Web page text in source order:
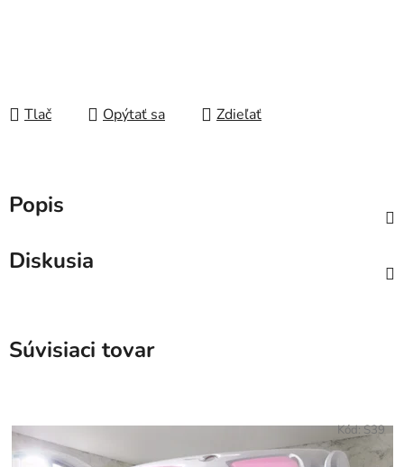
Tlač Opýtať sa Zdieľať
Popis
Diskusia
Súvisiaci tovar
Kód:S39